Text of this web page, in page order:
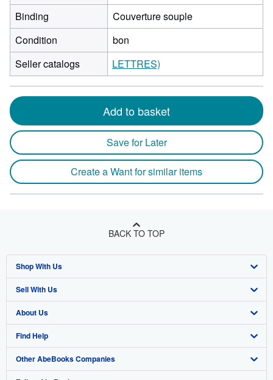
Binding
Couverture souple
Condition
bon
Seller catalogs
LETTRES)
Add to basket
Save for Later
Create a Want for similar items
BACK TO TOP
Shop With Us
Advanced Search
Browse Collections
My Account
My Orders
Sell With Us
Start Selling
Join Our Affiliate Program
Book Buyback
About Us
About AbeBooks
Media
Find Help
Help
Other AbeBooks Companies